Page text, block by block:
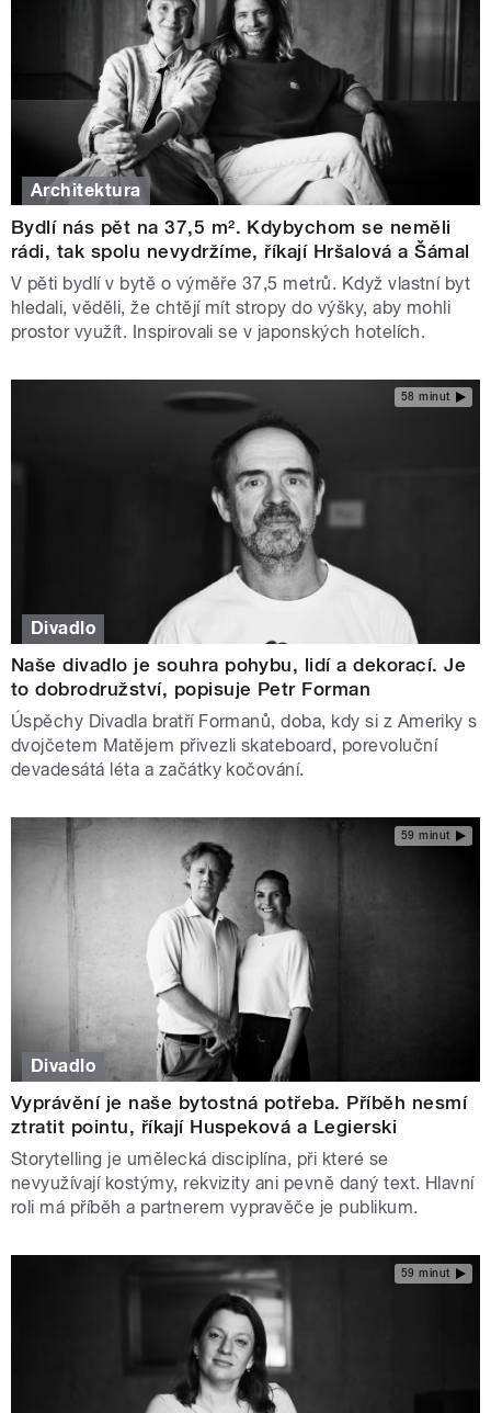
Architektura
Bydlí nás pět na 37,5 m². Kdybychom se neměli
rádi, tak spolu nevydržíme, říkají Hršalová a Šámal
V pěti bydlí v bytě o výměře 37,5 metrů. Když vlastní byt
hledali, věděli, že chtějí mít stropy do výšky, aby mohli
prostor využít. Inspirovali se v japonských hotelích.
58 minut
Divadlo
Naše divadlo je souhra pohybu, lidí a dekorací. Je
to dobrodružství, popisuje Petr Forman
Úspěchy Divadla bratří Formanů, doba, kdy si z Ameriky s
dvojčetem Matějem přivezli skateboard, porevoluční
devadesátá léta a začátky kočování.
59 minut
Divadlo
Vyprávění je naše bytostná potřeba. Příběh nesmí
ztratit pointu, říkají Huspeková a Legierski
Storytelling je umělecká disciplína, při které se
nevyužívají kostýmy, rekvizity ani pevně daný text. Hlavní
roli má příběh a partnerem vypravěče je publikum.
59 minut